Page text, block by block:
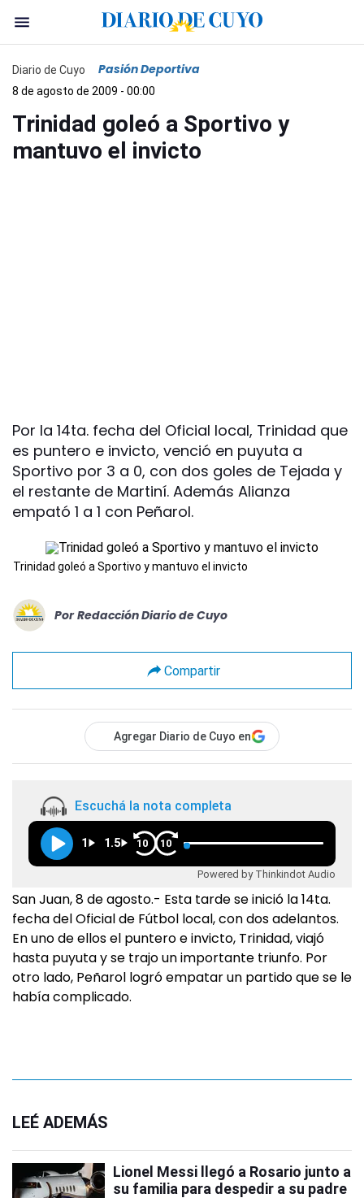
Diario de Cuyo Pasión Deportiva
8 de agosto de 2009 - 00:00
Trinidad goleó a Sportivo y
mantuvo el invicto
Por la 14ta. fecha del Oficial local, Trinidad que
es puntero e invicto, venció en puyuta a
Sportivo por 3 a 0, con dos goles de Tejada y
el restante de Martiní. Además Alianza
empató 1 a 1 con Peñarol.
Trinidad goleó a Sportivo y mantuvo el invicto
Por Redacción Diario de Cuyo
Compartir
Agregar Diario de Cuyo en
Escuchá la nota completa
1 1.5 10 10
Powered by Thinkindot Audio
San Juan, 8 de agosto.- Esta tarde se inició la 14ta.
fecha del Oficial de Fútbol local, con dos adelantos.
En uno de ellos el puntero e invicto, Trinidad, viajó
hasta puyuta y se trajo un importante triunfo. Por
otro lado, Peñarol logró empatar un partido que se le
había complicado.
LEÉ ADEMÁS
Lionel Messi llegó a Rosario junto a
su familia para despedir a su padre